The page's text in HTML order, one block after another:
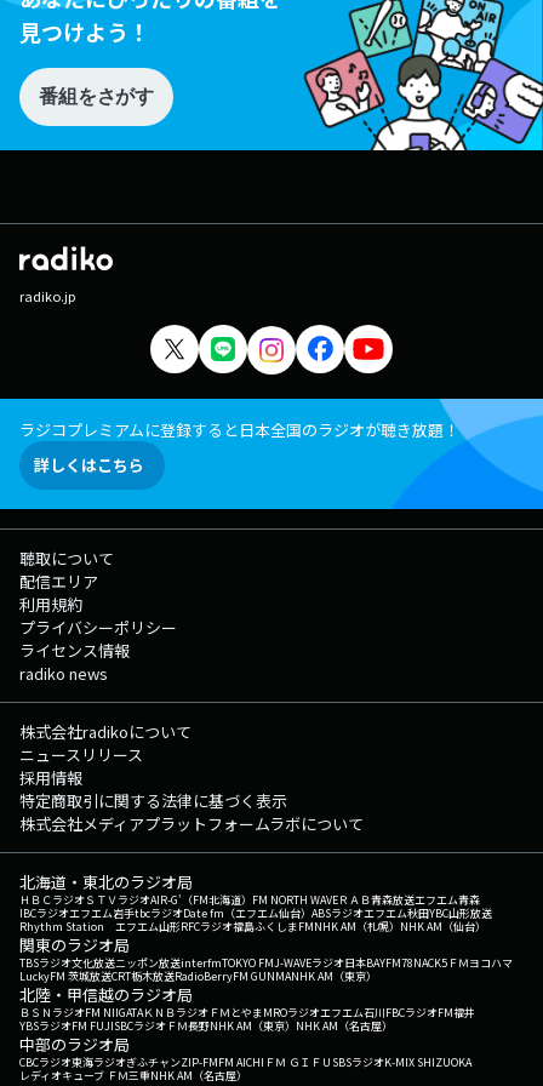
見つけよう！
番組をさがす
radiko.jp
ラジコプレミアムに登録すると日本全国のラジオが聴き放題！
詳しくはこちら
聴取について
配信エリア
利用規約
プライバシーポリシー
ライセンス情報
radiko news
株式会社radikoについて
ニュースリリース
採用情報
特定商取引に関する法律に基づく表示
株式会社メディアプラットフォームラボについて
北海道・東北のラジオ局
ＨＢＣラジオＳＴＶラジオAIR-G'（FM北海道） FM NORTH WAVEＲＡＢ青森放送エフエム青森
IBCラジオエフエム岩手tbcラジオDate fm（エフエム仙台） ABSラジオエフエム秋田YBC山形放送
Rhythm Station エフエム山形RFCラジオ福島ふくしまFMNHK AM（札幌） NHK AM（仙台）
関東のラジオ局
TBSラジオ文化放送ニッポン放送interfmTOKYO FMJ-WAVEラジオ日本BAYFM78NACK5 ＦＭヨコハマ
LuckyFM 茨城放送CRT栃木放送RadioBerryFM GUNMANHK AM（東京）
北陸・甲信越のラジオ局
ＢＳＮラジオFM NIIGATAＫＮＢラジオ ＦＭとやまMROラジオエフエム石川FBCラジオFM福井
YBSラジオFM FUJISBCラジオ ＦＭ長野NHK AM（東京） NHK AM（名古屋）
中部のラジオ局
CBCラジオ東海ラジオぎふチャンZIP-FMFM AICHI ＦＭ ＧＩＦＵ SBSラジオK-MIX SHIZUOKA
レディオキューブ ＦＭ三重NHK AM（名古屋）